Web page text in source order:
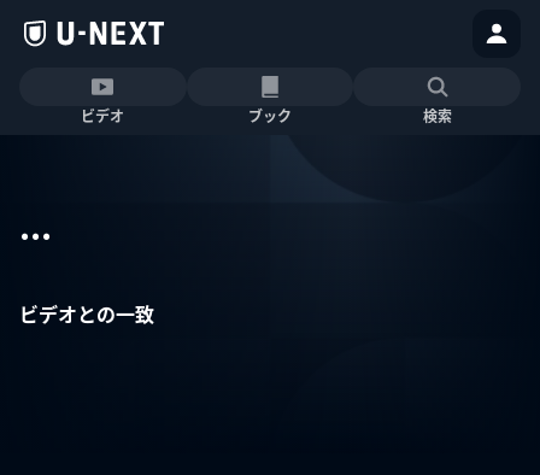
ビデオ ブック 検索
...
ビデオとの一致